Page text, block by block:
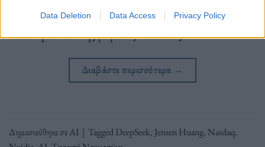
Data Deletion Data Access Privacy Policy
περιουσίας του. Larry Ellison, Michael Dell και CZ
υπέστησαν επίσης μεγάλες απώλειες.
Διαβάστε περισσότερα →
Δημοσιεύθηκε σεΑΙ | TaggedDeepSeek, Jensen Huang, Nasdaq,